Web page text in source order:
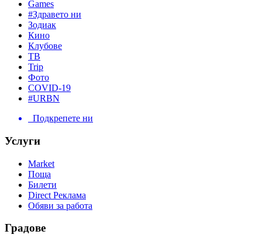
Games
#Здравето ни
Зодиак
Кино
Клубове
ТВ
Trip
Фото
COVID-19
#URBN
Подкрепете ни
Услуги
Market
Поща
Билети
Direct Реклама
Обяви за работа
Градове